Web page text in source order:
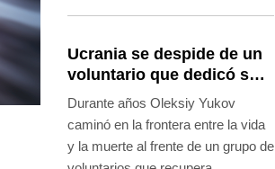
un gasoducto transbalcánico sin
Ucrania se despide de un
voluntario que dedicó su
vida a rescatar a los
muertos
Durante años Oleksiy Yukov
caminó en la frontera entre la vida
y la muerte al frente de un grupo de